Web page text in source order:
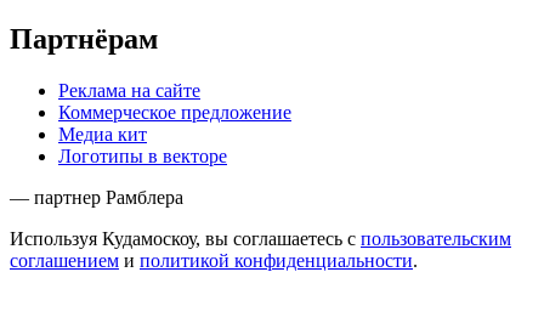
Партнёрам
Реклама на сайте
Коммерческое предложение
Медиа кит
Логотипы в векторе
— партнер Рамблера
Используя Кудамоскоу, вы соглашаетесь с пользовательским
соглашением и политикой конфиденциальности.